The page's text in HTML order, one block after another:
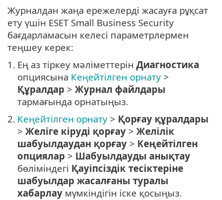
Журналдан жаңа ережелерді жасауға рұқсат
ету үшін ESET Small Business Security
бағдарламасын келесі параметрлермен
теңшеу керек:
1. Ең аз тіркеу мәліметтерін Диагностика
опциясына Кеңейтілген орнату >
Құралдар > Журнал файлдары
тармағында орнатыңыз.
2. Кеңейтілген орнату > Қорғау құралдары
> Желіге кіруді қорғау > Желілік
шабуылдаудан қорғау > Кеңейтілген
опциялар > Шабуылдауды анықтау
бөліміндегі Қауіпсіздік тесіктеріне
шабуылдар жасалғаны туралы
хабарлау мүмкіндігін іске қосыңыз.